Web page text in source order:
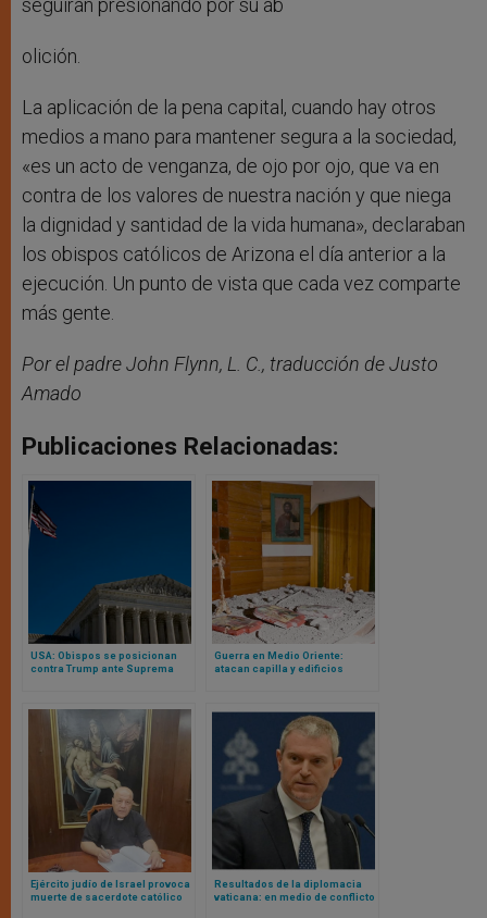
seguirán presionando por su ab
olición.
La aplicación de la pena capital, cuando hay otros
medios a mano para mantener segura a la sociedad,
«es un acto de venganza, de ojo por ojo, que va en
contra de los valores de nuestra nación y que niega
la dignidad y santidad de la vida humana», declaraban
los obispos católicos de Arizona el día anterior a la
ejecución. Un punto de vista que cada vez comparte
más gente.
Por el padre John Flynn, L. C., traducción de Justo
Amado
Publicaciones Relacionadas:
USA: Obispos se posicionan
contra Trump ante Suprema
Guerra en Medio Oriente:
atacan capilla y edificios
Ejército judío de Israel provoca
muerte de sacerdote católico
Resultados de la diplomacia
vaticana: en medio de conflicto